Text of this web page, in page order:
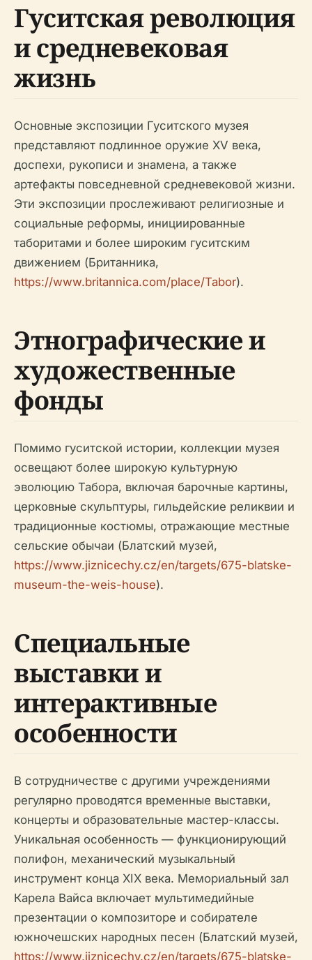
Гуситская революция
и средневековая
жизнь
Основные экспозиции Гуситского музея
представляют подлинное оружие XV века,
доспехи, рукописи и знамена, а также
артефакты повседневной средневековой жизни.
Эти экспозиции прослеживают религиозные и
социальные реформы, инициированные
таборитами и более широким гуситским
движением (Британника,
https://www.britannica.com/place/Tabor).
Этнографические и
художественные
фонды
Помимо гуситской истории, коллекции музея
освещают более широкую культурную
эволюцию Табора, включая барочные картины,
церковные скульптуры, гильдейские реликвии и
традиционные костюмы, отражающие местные
сельские обычаи (Блатский музей,
https://www.jiznicechy.cz/en/targets/675-blatske-
museum-the-weis-house).
Специальные
выставки и
интерактивные
особенности
В сотрудничестве с другими учреждениями
регулярно проводятся временные выставки,
концерты и образовательные мастер-классы.
Уникальная особенность — функционирующий
полифон, механический музыкальный
инструмент конца XIX века. Мемориальный зал
Карела Вайса включает мультимедийные
презентации о композиторе и собирателе
южночешских народных песен (Блатский музей,
https://www.jiznicechy.cz/en/targets/675-blatske-